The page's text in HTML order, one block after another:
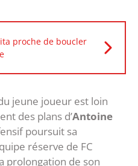
proche de boucler
jeune joueur est loin
des plans d’Antoine
poursuit sa
réserve de FC
prolongation de son